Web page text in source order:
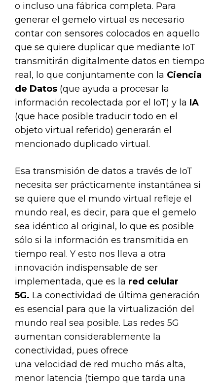
o incluso una fábrica completa. Para
generar el gemelo virtual es necesario
contar con sensores colocados en aquello
que se quiere duplicar que mediante IoT
transmitirán digitalmente datos en tiempo
real, lo que conjuntamente con la Ciencia
de Datos (que ayuda a procesar la
información recolectada por el IoT) y la IA
(que hace posible traducir todo en el
objeto virtual referido) generarán el
mencionado duplicado virtual.
Esa transmisión de datos a través de IoT
necesita ser prácticamente instantánea si
se quiere que el mundo virtual refleje el
mundo real, es decir, para que el gemelo
sea idéntico al original, lo que es posible
sólo si la información es transmitida en
tiempo real. Y esto nos lleva a otra
innovación indispensable de ser
implementada, que es la red celular
5G. La conectividad de última generación
es esencial para que la virtualización del
mundo real sea posible. Las redes 5G
aumentan considerablemente la
conectividad, pues ofrece
una velocidad de red mucho más alta,
menor latencia (tiempo que tarda una